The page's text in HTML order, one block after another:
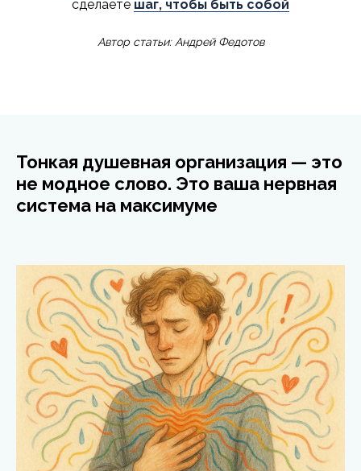
сделаете шаг, чтобы быть собой
Автор статьи: Андрей Федотов
Тонкая душевная организация — это
не модное слово. Это ваша нервная
система на максимуме